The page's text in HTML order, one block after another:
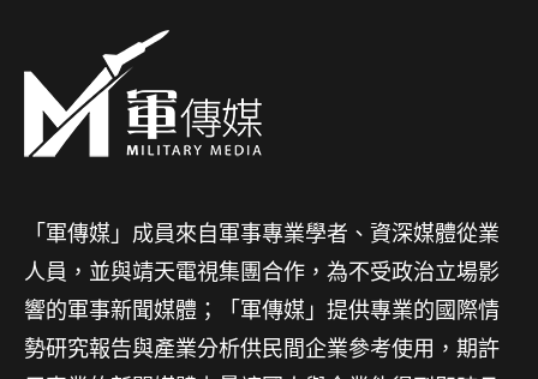
「軍傳媒」成員來自軍事專業學者、資深媒體從業
人員，並與靖天電視集團合作，為不受政治立場影
響的軍事新聞媒體；「軍傳媒」提供專業的國際情
勢研究報告與產業分析供民間企業參考使用，期許